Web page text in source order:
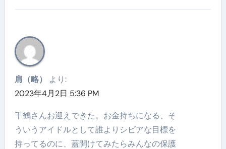
肩（略）
より:
2023年4月2日 5:36 PM
千鶴さんお迎えできた。お金持ちになる、そ
ういうアイドルとして誰よりシビアな目標を
持ってるのに、蓋開けてみたらみんなの保護